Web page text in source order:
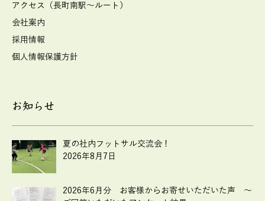
アクセス（長町南駅～ルート）
会社案内
採用情報
個人情報保護方針
お知らせ
夏の社内フットサル交流会！
2026年8月7日
2026年6月分 お客様からお寄せいただいた声 ～